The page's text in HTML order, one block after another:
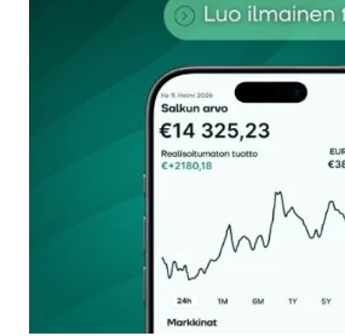
kentät on merkitty*
Kommentti*
Nimesi tai nimimerkkisi
Sähköpostiosoitteesi